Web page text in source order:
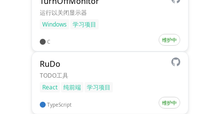
维护中
运行以关闭显示器
Windows
学习项目
C
维护中
RuDo
TODO工具
React
纯前端 学习项目
TypeScript